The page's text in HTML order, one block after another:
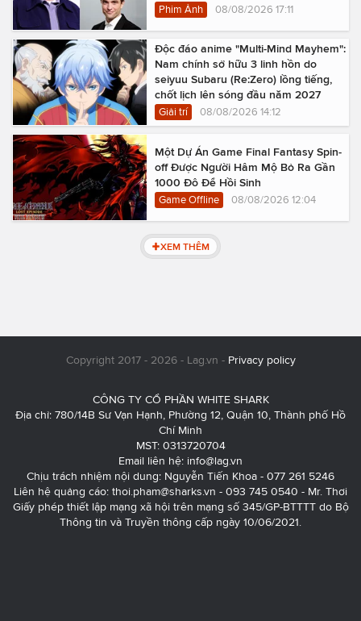
Phim Ảnh 08/08/2026 17:11
Độc đáo anime "Multi-Mind Mayhem":
Nam chính sở hữu 3 linh hồn do
seiyuu Subaru (Re:Zero) lồng tiếng,
chốt lịch lên sóng đầu năm 2027
Giải trí 08/08/2026 14:12
Một Dự Án Game Final Fantasy Spin-
off Được Người Hâm Mộ Bỏ Ra Gần
1000 Đô Để Hồi Sinh
Game Offline 08/08/2026 12:04
XEM THÊM
Copyright 2017 - 2026 - Lag.vn - Privacy policy
CÔNG TY CỔ PHẦN WHITE SHARK
Địa chỉ: 780/14B Sư Vạn Hạnh, Phường 12, Quận 10, Thành phố Hồ
Chí Minh
MST: 0313720704
Email liên hệ: info@lag.vn
Chịu trách nhiệm nội dung: Nguyễn Tiến Khoa - 077 261 5246
Liên hệ quảng cáo: thoi.pham@sharks.vn - 093 745 0540 - Mr. Thơi
Giấy phép thiết lập mạng xã hội trên mạng số 345/GP-BTTTT do Bộ
Thông tin và Truyền thông cấp ngày 10/06/2021.